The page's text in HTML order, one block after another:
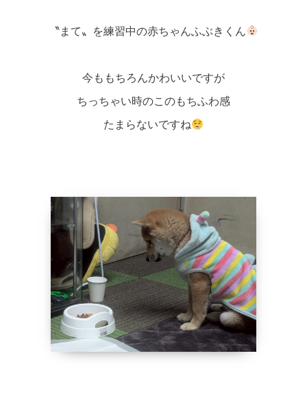
〝まて〟を練習中の赤ちゃんふぶきくん
今ももちろんかわいいですが
ちっちゃい時のこのもちふわ感
たまらないですね